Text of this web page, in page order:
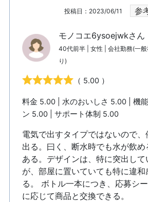
投稿日：2023/06/11 参
モノコエ6ysoejwkさん
40代前半 | 女性 | 会社勤務(一
り)
（ 5.00 ）
料金 5.00 | 水のおいしさ 5.00 | 機
ン 5.00 | サポート体制 5.00
電気で出すタイプではないので
出る。曰く、断水時でも水が飲
ある。デザインは、特に突出し
が、部屋に置いていても特に違和
る。 ボトル一本につき、応募シ
に応じて商品と交換できる。